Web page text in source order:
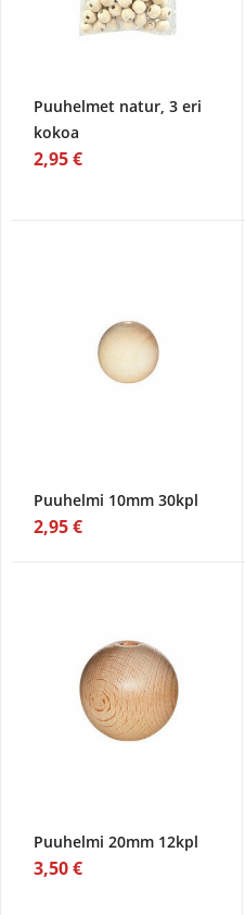
Puuhelmet natur, 3 eri
kokoa
2,95 €
Puuhelmi 10mm 30kpl
2,95 €
Puuhelmi 20mm 12kpl
3,50 €